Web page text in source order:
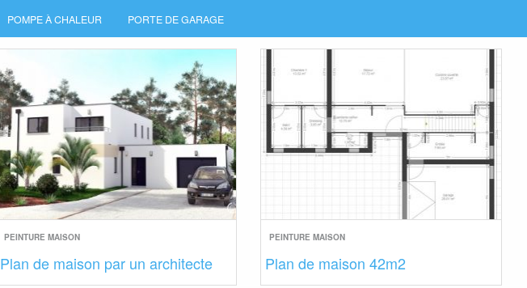
POMPE À CHALEUR PORTE DE GARAGE
PEINTURE MAISON
Plan de maison par un architecte
PEINTURE MAISON
Plan de maison 42m2